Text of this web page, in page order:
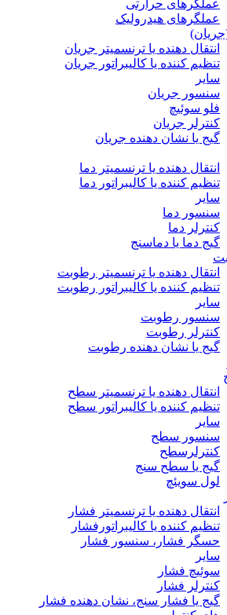
عملگرهای حرارتی
عملگرهای هیدرولیک
انتقال دهنده یا ترنسمیتر جریان
تنظیم کننده یا کالیبراتور جریان
سایر
سنسور جریان
فلو سوئیچ
کنترلر جریان
گیج یا نشان دهنده جریان
انتقال دهنده یا ترنسمیتر دما
تنظیم کننده یا کالیبراتور دما
سایر
سنسور دما
کنترلر دما
گیج دما یا دماسنج
انتقال دهنده یا ترنسمیتر رطوبت
تنظیم کننده یا کالیبراتور رطوبت
سایر
سنسور رطوبت
کنترلر رطوبت
گیج یا نشان دهنده رطوبت
انتقال دهنده یا ترنسمیتر سطح
تنظیم کننده یا کالیبراتور سطح
سایر
سنسور سطح
کنترلرسطح
گیج یا سطح سنج
لول سویئچ
انتقال دهنده یا ترنسمیتر فشار
تنظیم کننده یا کالیبراتورفشار
حسگر فشار، سنسور فشار
سایر
سوئیچ فشار
کنترلر فشار
گیج یا فشار سنج، نشان دهنده فشار